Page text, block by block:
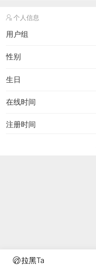
拉黑Ta
个人信息
用户组
性别
生日
在线时间
注册时间